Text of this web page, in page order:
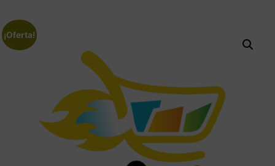
¡Oferta!